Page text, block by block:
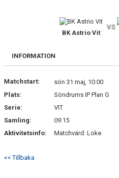
BLI MEDLEM
SÖNDRUMS IP
TRYGG I ASTRIO
ASTRIOSHOPEN
BK Astrio Vit
vs
INFORMATION
Matchstart:
sön 31 maj, 10:00
Plats:
Söndrums IP Plan G
Serie:
VIT
Samling:
09:15
Aktivitetsinfo:
Matchvärd: Loke
<< Tillbaka